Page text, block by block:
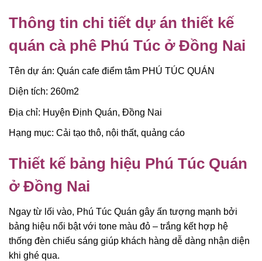
Thông tin chi tiết dự án thiết kế
quán cà phê Phú Túc ở Đồng Nai
Tên dự án: Quán cafe điểm tâm PHÚ TÚC QUÁN
Diện tích: 260m2
Địa chỉ: Huyện Định Quán, Đồng Nai
Hạng mục: Cải tạo thô, nội thất, quảng cáo
Thiết kế bảng hiệu Phú Túc Quán
ở Đồng Nai
Ngay từ lối vào, Phú Túc Quán gây ấn tượng mạnh bởi
bảng hiệu nổi bật với tone màu đỏ – trắng kết hợp hệ
thống đèn chiếu sáng giúp khách hàng dễ dàng nhận diện
khi ghé qua.